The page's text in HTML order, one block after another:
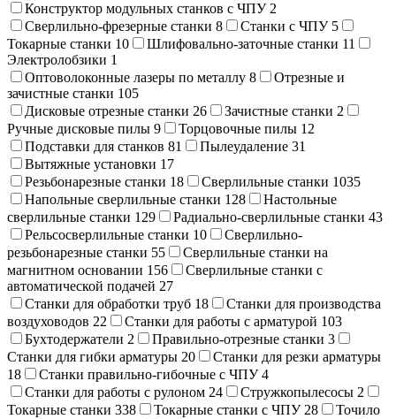
Конструктор модульных станков с ЧПУ 2
Сверлильно-фрезерные станки 8 Станки с ЧПУ 5
Токарные станки 10 Шлифовально-заточные станки 11
Электролобзики 1
Оптоволоконные лазеры по металлу 8
Отрезные и
зачистные станки 105
Дисковые отрезные станки 26 Зачистные станки 2
Ручные дисковые пилы 9 Торцовочные пилы 12
Подставки для станков 81 Пылеудаление 31
Вытяжные установки 17
Резьбонарезные станки 18 Сверлильные станки 1035
Напольные сверлильные станки 128
Настольные
сверлильные станки 129 Радиально-сверлильные станки 43
Рельсосверлильные станки 10
Сверлильно-
резьбонарезные станки 55
Сверлильные станки на
магнитном основании 156
Сверлильные станки с
автоматической подачей 27
Станки для обработки труб 18
Станки для производства
воздуховодов 22 Станки для работы с арматурой 103
Бухтодержатели 2 Правильно-отрезные станки 3
Станки для гибки арматуры 20
Станки для резки арматуры
18
Станки правильно-гибочные с ЧПУ4
Станки для работы с рулоном 24 Стружкопылесосы 2
Токарные станки 338 Токарные станки с ЧПУ 28
Точило